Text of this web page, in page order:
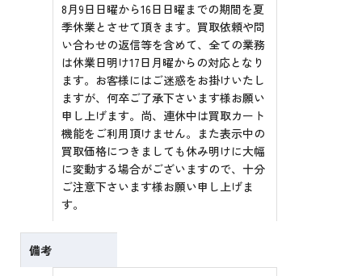
8月9日日曜から16日日曜までの期間を夏
季休業とさせて頂きます。買取依頼や問
い合わせの返信等を含めて、全ての業務
は休業日明け17日月曜からの対応となり
ます。お客様にはご迷惑をお掛けいたし
ますが、何卒ご了承下さいます様お願い
申し上げます。尚、連休中は買取カート
機能をご利用頂けません。また表示中の
買取価格につきましても休み明けに大幅
に変動する場合がございますので、十分
ご注意下さいます様お願い申し上げま
す。
備考